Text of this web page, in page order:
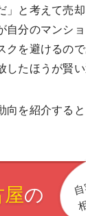
」と考えて売
分のマンシ
を避けるの
たほうが賢い
を紹介する
の